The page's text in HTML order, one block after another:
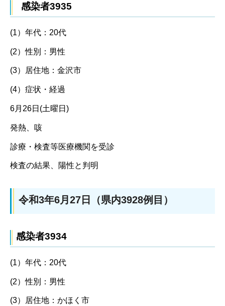
感染者3935
(1）年代：20代
(2）性別：男性
(3）居住地：金沢市
(4）症状・経過
6月26日(土曜日)
発熱、咳
診療・検査等医療機関を受診
検査の結果、陽性と判明
令和3年6月27日（県内3928例目）
感染者3934
(1）年代：20代
(2）性別：男性
(3）居住地：かほく市